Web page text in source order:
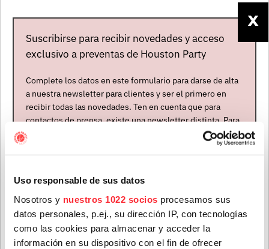
Uso responsable de sus datos
Nosotros y nuestros 1022 socios procesamos sus
datos personales, p.ej., su dirección IP, con tecnologías
como las cookies para almacenar y acceder la
información en su dispositivo con el fin de ofrecer
CHRISTIAN
LÖFFLER
Alemania
Abierta contratación - En
NATASCHA POLKÉ
Abierta contratación
PRÓXIMOS CONCIERTOS
CHRISTIAN LÖFFLER
X
Suscribirse para recibir novedades y acceso
exclusivo a preventas de Houston Party
Complete los datos en este formulario para darse de alta
a nuestra newsletter para clientes y ser el primero en
recibir todas las novedades. Ten en cuenta que para
contactos de prensa, existe una newsletter distinta. Para
formar parte de ella, envíanos un mensaje a
Apellidos